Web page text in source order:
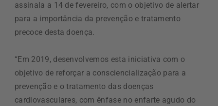
assinala a 14 de fevereiro, com o objetivo de alertar
para a importância da prevenção e tratamento
precoce desta doença.
“Em 2019, desenvolvemos esta iniciativa com o
objetivo de reforçar a consciencialização para a
prevenção e o tratamento das doenças
cardiovasculares, com ênfase no enfarte agudo do